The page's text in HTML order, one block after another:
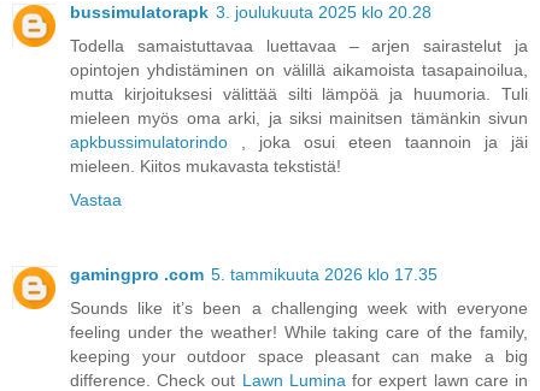
bussimulatorapk 3. joulukuuta 2025 klo 20.28
Todella samaistuttavaa luettavaa – arjen sairastelut ja
opintojen yhdistäminen on välillä aikamoista tasapainoilua,
mutta kirjoituksesi välittää silti lämpöä ja huumoria. Tuli
mieleen myös oma arki, ja siksi mainitsen tämänkin sivun
apkbussimulatorindo , joka osui eteen taannoin ja jäi
mieleen. Kiitos mukavasta tekstistä!
Vastaa
gamingpro .com 5. tammikuuta 2026 klo 17.35
Sounds like it’s been a challenging week with everyone
feeling under the weather! While taking care of the family,
keeping your outdoor space pleasant can make a big
difference. Check out Lawn Lumina for expert lawn care in